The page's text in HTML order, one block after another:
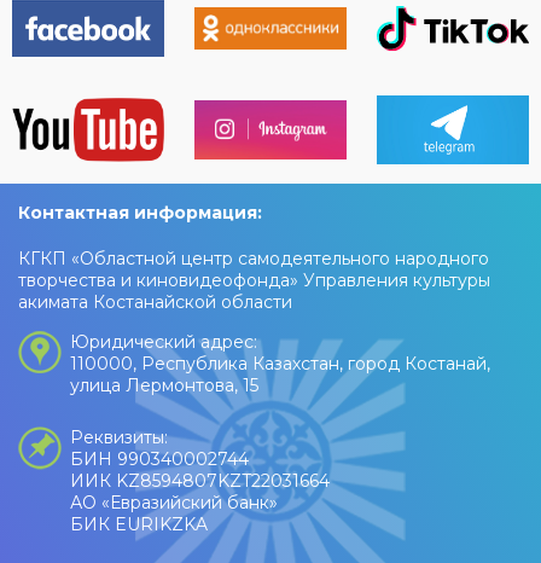
Контактная информация:
КГКП «Областной центр самодеятельного народного
творчества и киновидеофонда» Управления культуры
акимата Костанайской области
Юридический адрес:
110000, Республика Казахстан, город Костанай,
улица Лермонтова, 15
Реквизиты:
БИН 990340002744
ИИК KZ8594807KZT22031664
АО «Евразийский банк»
БИК EURIKZKA